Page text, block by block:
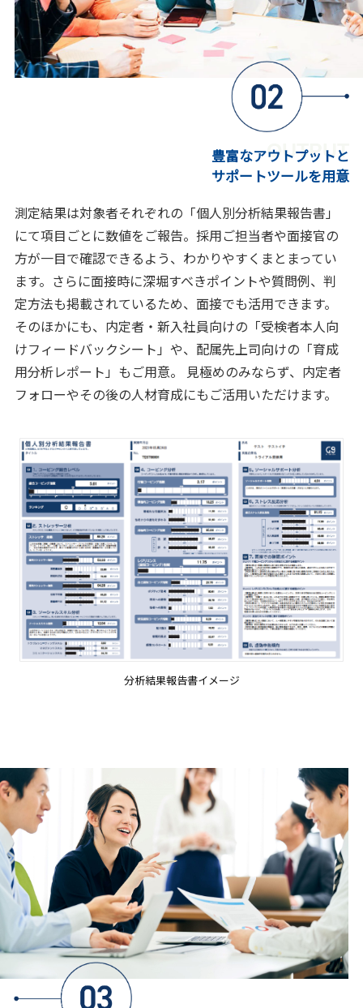
OUTPUT
豊富なアウトプットと
サポートツールを用意
測定結果は対象者それぞれの「個人別分析結果報告書」
にて項目ごとに数値をご報告。採用ご担当者や面接官の
方が一目で確認できるよう、わかりやすくまとまってい
ます。さらに面接時に深堀すべきポイントや質問例、判
定方法も掲載されているため、面接でも活用できます。
そのほかにも、内定者・新入社員向けの「受検者本人向
けフィードバックシート」や、配属先上司向けの「育成
用分析レポート」もご用意。 見極めのみならず、内定者
フォローやその後の人材育成にもご活用いただけます。
分析結果報告書イメージ